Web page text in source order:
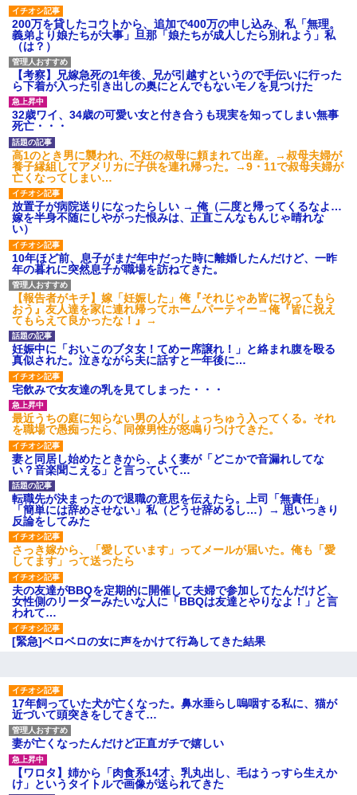
←お世話してあげたい弱男が大
量沸きしてしまうw w w w w w
w w w
【悲報】高野連「暑熱対策で
第2試合は13:30プレイボール
や！」←こいつら
【うわっ…】専業主婦さん、
エグいくらいの不倫が子供にガ
チバレした結果…
高卒で入った倉庫会社の男連
中は、半分以上働いていない。
上司に期待され、リフトの免許
もとった俺は「女性社員を狙っ
ている」と言いがかりをつけ...
兄が首吊った。理由はイジ
メ…俺の両親離婚で母は自サツ
し家庭崩壊→首謀者を探しだし
た俺は会社と妻子を特定→結
果、実刑受けた。子に復讐され
るだろ...
【驚愕】 新幹線じゃなく『帰
省費4000円』安くなる在来線で
帰省した結果ｗｗｗｗｗ
ハードオフに売っていた4万
4000円のフィギュアがヤバすぎ
るｗｗｗｗｗｗ「こんな高い
の？ｗｗ」「逆に超安い」
私「ちょっと、人の家の金庫
触らないでよ！」キチママ『そ
こに金庫があったから、開けて
みようとしただけ☆』義兄「泥
は出てけ！二度と来るな！」結
果・・・
私「初めて飲む味だけどなん
のお茶？」彼「ちっ！」私「」
【GIF】JSのカンチョーワロ
タ
後続車にクラクションを鳴ら
され彼氏が逆切れ。「何クラク
ション鳴らしてんだ！降りてこ
いよ！」と怒鳴りだし...
【衝撃】報酬100万円超の治験
募集がこちらｗｗｗｗｗ(※画像
あり)
【ネット騒然】惨殺されたタ
ワマン頂き女子のこの動画、す
げえええええｗｗｗｗｗｗｗｗ
ｗｗｗ
【愕然】白のクラウン俺氏、
高速道路左車線を制限速度で走
った結果wwwwwwwwwwww
でも盛大にやらかす←あまり悲
しませないでくれ
した 今後2度と会うつもりはない
と大見得切ったものの、半年過
ぎると少しずつ妻が恋しくなっ
彼氏が私の友達を勝手に評価
する。友達の写真を見せたら
は彼氏できなさそう」
しくて寝る暇ねーもん。どうせ
暇でしょ？俺のＤＶＤコピっと
いてよ」
結果…元妻の裏切りが判
明！！！その理由がこれｗｗｗ
ｗ
の女子がヒワイなことを言われ
てショックを受けたことがあっ
た
主な税金の成り立ちを調べて
みたよ
200万を貸したコウトから、追加で400万の申し込み、私「無理。
義弟より娘たちが大事」旦那「娘たちが成人したら別れよう」私
（は？）
【考察】兄嫁急死の1年後、兄が引越すというので手伝いに行った
ら下着が入った引き出しの奥にとんでもないモノを見つけた
32歳ワイ、34歳の可愛い女と付き合うも現実を知ってしまい無事
死亡・・・
高1のとき男に襲われ、不妊の叔母に頼まれて出産。→叔母夫婦が
養子縁組してアメリカに子供を連れ帰った。→9・11で叔母夫婦が
亡くなってしまい…
放置子が病院送りになったらしい → 俺（二度と帰ってくるなよ…
嫁を半身不随にしやがった恨みは、正直こんなもんじゃ晴れな
い）
10年ほど前、息子がまだ年中だった時に離婚したんだけど、一昨
年の暮れに突然息子が職場を訪ねてきた。
【報告者がキチ】嫁「妊娠した」俺『それじゃあ皆に祝ってもら
おう』友人達を家に連れ帰ってホームパーティー→俺『皆に祝え
てもらえて良かったな！』→
妊娠中に「おいこのブタ女！てめー席譲れ！」と絡まれ腹を殴る
真似された。泣きながら夫に話すと一年後に…
宅飲みで女友達の乳を見てしまった・・・
最近うちの庭に知らない男の人がしょっちゅう入ってくる。それ
を職場で愚痴ったら、同僚男性が怒鳴りつけてきた。
妻と同居し始めたときから、よく妻が「どこかで音漏れしてな
い？音楽聞こえる」と言っていて…
転職先が決まったので退職の意思を伝えたら。上司「無責任」
「簡単には辞めさせない」私（どうせ辞めるし…）→ 思いっきり
反論をしてみた
さっき嫁から、「愛しています」ってメールが届いた。俺も「愛
してます」って送ったら
夫の友達がBBQを定期的に開催して夫婦で参加してたんだけど、
女性側のリーダーみたいな人に「BBQは友達とやりなよ！」と言
われて…
[緊急]ベロベロの女に声をかけて行為してきた結果
17年飼っていた犬が亡くなった。鼻水垂らし嗚咽する私に、猫が
近づいて頭突きをしてきて…
妻が亡くなったんだけど正直ガチで嬉しい
【ワロタ】姉から「肉食系14才、乳丸出し、毛はうっすら生えか
け」というタイトルで画像が送られてきた